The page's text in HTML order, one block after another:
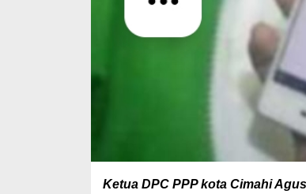
Ketua DPC PPP kota Cimahi